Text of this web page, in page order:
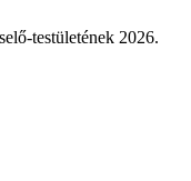
testületének 2026.